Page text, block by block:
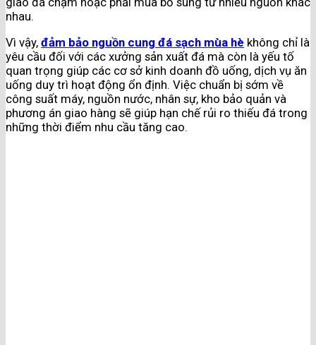
nhau.
Vì vậy, đảm bảo nguồn cung đá sạch mùa hè không chỉ là
yêu cầu đối với các xưởng sản xuất đá mà còn là yếu tố
quan trọng giúp các cơ sở kinh doanh đồ uống, dịch vụ ăn
uống duy trì hoạt động ổn định. Việc chuẩn bị sớm về
công suất máy, nguồn nước, nhân sự, kho bảo quản và
phương án giao hàng sẽ giúp hạn chế rủi ro thiếu đá trong
những thời điểm nhu cầu tăng cao.